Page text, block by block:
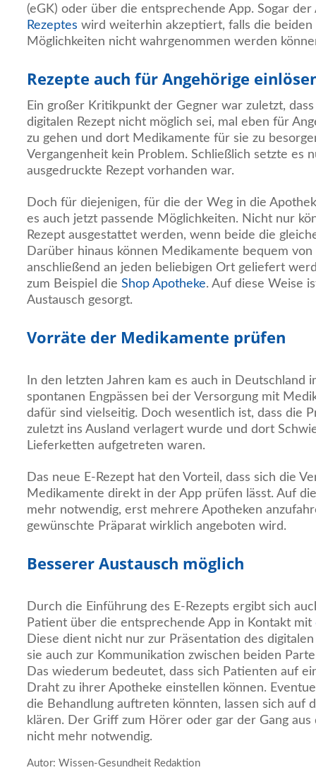
(eGK) oder über die entsprechende App. Sogar
Rezeptes wird weiterhin akzeptiert, falls die beiden
Möglichkeiten nicht wahrgenommen werden
Rezepte auch für Angehörige
Ein großer Kritikpunkt der Gegner war zuletzt,
digitalen Rezept nicht möglich sei, mal eben für
zu gehen und dort Medikamente für sie zu
Vergangenheit kein Problem. Schließlich setzte es
ausgedruckte Rezept vorhanden war.
Doch für diejenigen, für die der Weg in die
es auch jetzt passende Möglichkeiten. Nicht nur
Rezept ausgestattet werden, wenn beide die
Darüber hinaus können Medikamente bequem
anschließend an jeden beliebigen Ort geliefert
zum Beispiel die Shop Apotheke. Auf diese Weise
Austausch gesorgt.
Vorräte der Medikamente prüfen
In den letzten Jahren kam es auch in Deutschland
spontanen Engpässen bei der Versorgung mit
dafür sind vielseitig. Doch wesentlich ist, dass die
zuletzt ins Ausland verlagert wurde und dort
Lieferketten aufgetreten waren.
Das neue E-Rezept hat den Vorteil, dass sich die
Medikamente direkt in der App prüfen lässt. Auf
mehr notwendig, erst mehrere Apotheken
gewünschte Präparat wirklich angeboten wird.
Besserer Austausch möglich
Durch die Einführung des E-Rezepts ergibt sich
Patient über die entsprechende App in Kontakt mit
Diese dient nicht nur zur Präsentation des
sie auch zur Kommunikation zwischen beiden
Das wiederum bedeutet, dass sich Patienten auf
Draht zu ihrer Apotheke einstellen können.
die Behandlung auftreten könnten, lassen sich auf
klären. Der Griff zum Hörer oder gar der Gang aus
nicht mehr notwendig.
Autor: Wissen-Gesundheit Redaktion